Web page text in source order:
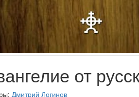
от
Дмитрий Логинов